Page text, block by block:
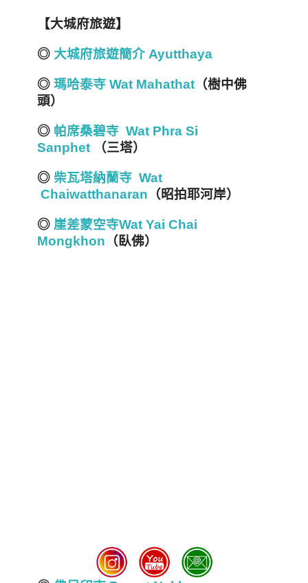
【大城府旅遊】
◎ 大城府旅遊簡介 Ayutthaya
◎ 瑪哈泰寺 Wat Mahathat （樹中佛
頭）
◎ 帕席桑碧寺 Wat Phra Si
Sanphet
（三塔）
◎ 柴瓦塔納蘭寺 Wat
Chaiwatthanaran （昭拍耶河岸）
◎ 崖差蒙空寺Wat Yai Chai
Mongkhon （臥佛）